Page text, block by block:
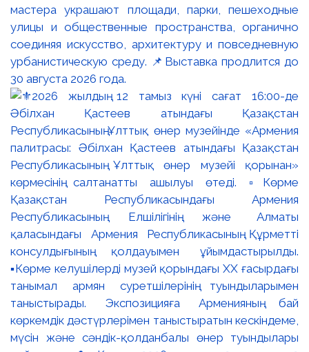
мастера украшают площади, парки, пешеходные
улицы и общественные пространства, органично
соединяя искусство, архитектуру и повседневную
урбанистическую среду. 📌Выставка продлится до
30 августа 2026 года.